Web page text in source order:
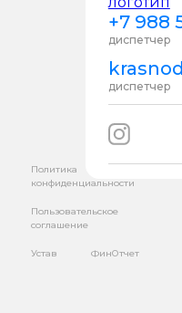
+7 988
диспетчер
диспетчер
Политика
конфиденциальности
Пользовательское
соглашение
Устав ФинОтчет